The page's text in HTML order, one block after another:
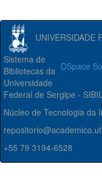
UNIVERSIDADE
DSpace
Sistema de
Bibliotecas da
Universidade
Federal de Sergipe -
Núcleo de Tecnologia da
+55 79 3194-6528